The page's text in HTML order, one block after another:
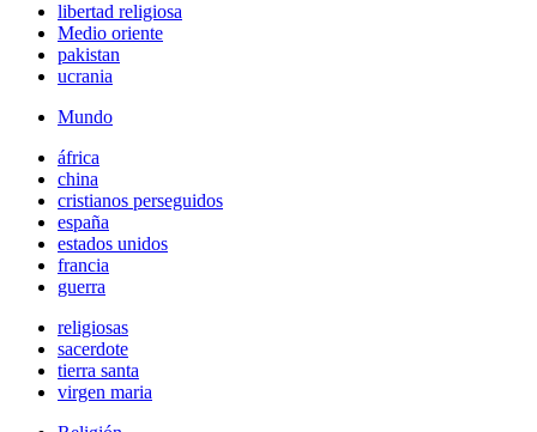
libertad religiosa
Medio oriente
pakistan
ucrania
Mundo
áfrica
china
cristianos perseguidos
españa
estados unidos
francia
guerra
religiosas
sacerdote
tierra santa
virgen maria